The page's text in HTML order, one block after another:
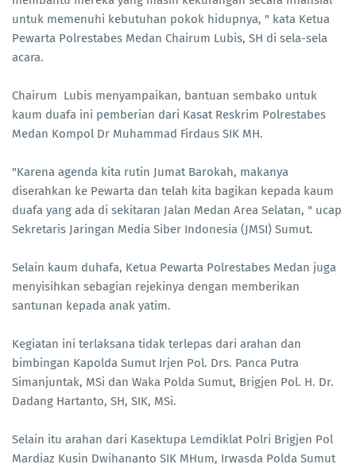
untuk memenuhi kebutuhan pokok hidupnya, " kata Ketua
Pewarta Polrestabes Medan Chairum Lubis, SH di sela-sela
acara.
Chairum Lubis menyampaikan, bantuan sembako untuk
kaum duafa ini pemberian dari Kasat Reskrim Polrestabes
Medan Kompol Dr Muhammad Firdaus SIK MH.
"Karena agenda kita rutin Jumat Barokah, makanya
diserahkan ke Pewarta dan telah kita bagikan kepada kaum
duafa yang ada di sekitaran Jalan Medan Area Selatan, " ucap
Sekretaris Jaringan Media Siber Indonesia (JMSI) Sumut.
Selain kaum duhafa, Ketua Pewarta Polrestabes Medan juga
menyisihkan sebagian rejekinya dengan memberikan
santunan kepada anak yatim.
Kegiatan ini terlaksana tidak terlepas dari arahan dan
bimbingan Kapolda Sumut Irjen Pol. Drs. Panca Putra
Simanjuntak, MSi dan Waka Polda Sumut, Brigjen Pol. H. Dr.
Dadang Hartanto, SH, SIK, MSi.
Selain itu arahan dari Kasektupa Lemdiklat Polri Brigjen Pol
Mardiaz Kusin Dwihananto SIK MHum, Irwasda Polda Sumut